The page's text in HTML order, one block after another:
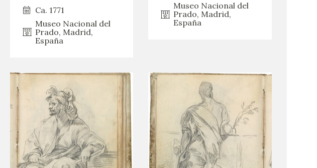
Ca. 1771
Museo Nacional del
Prado, Madrid,
España
Museo Nacional del
Prado, Madrid,
España